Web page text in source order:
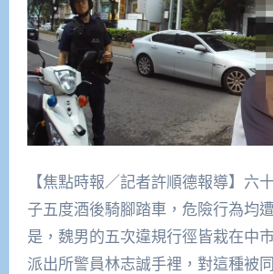
【焦點時報／記者許順德報導】六
子五度酒後騎腳踏車，危險行為均
是，魏男的五次違規行徑皆栽在中
派出所警員林志誠手裡，對這種被